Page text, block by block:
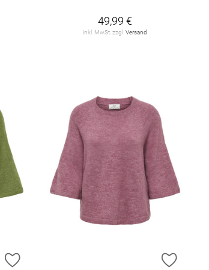
49,99 €
inkl. MwSt. zzgl.Versand
ZUR